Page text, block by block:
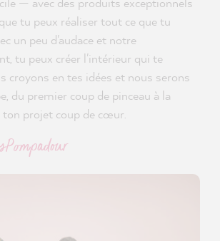
tu peux réaliser tout ce que tu
un peu d'audace et notre
tu peux créer l'intérieur qui te
croyons en tes idées et nous serons
du premier coup de pinceau à la
projet coup de cœur.